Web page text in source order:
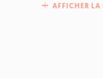
AFFICHER LA